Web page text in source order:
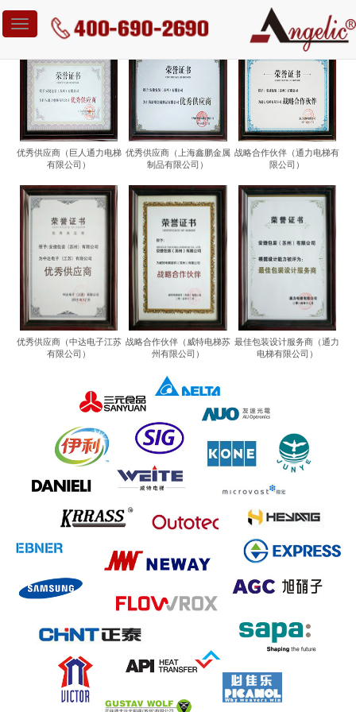
Toggle
navigation
优秀供应商（巨人通力电梯
有限公司）
优秀供应商（上海鑫鹏金属
制品有限公司）
战略合作伙伴（通力电梯有
限公司）
优秀供应商（中达电子江苏
有限公司）
战略合作伙伴（威特电梯苏
州有限公司）
最佳包装设计服务商（通力
电梯有限公司）